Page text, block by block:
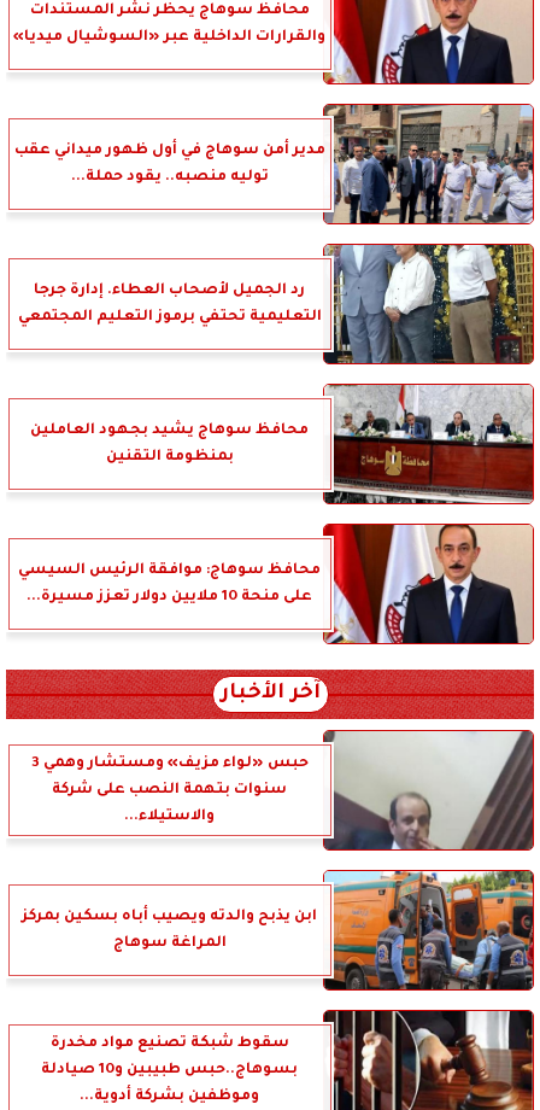
محافظ سوهاج يحظر نشر المستندات
والقرارات الداخلية عبر «السوشيال ميديا»
مدير أمن سوهاج في أول ظهور ميداني عقب
توليه منصبه.. يقود حملة...
رد الجميل لأصحاب العطاء. إدارة جرجا
التعليمية تحتفي برموز التعليم المجتمعي
محافظ سوهاج يشيد بجهود العاملين
بمنظومة التقنين
محافظ سوهاج: موافقة الرئيس السيسي
على منحة 10 ملايين دولار تعزز مسيرة...
آخر الأخبار
حبس «لواء مزيف» ومستشار وهمي 3
سنوات بتهمة النصب على شركة
والاستيلاء...
ابن يذبح والدته ويصيب أباه بسكين بمركز
المراغة سوهاج
سقوط شبكة تصنيع مواد مخدرة
بسوهاج..حبس طبيبين و10 صيادلة
وموظفين بشركة أدوية...